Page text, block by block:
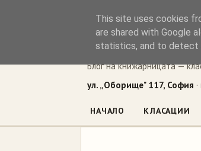
Блог на книжарницата —
ул. „Оборище" 117, София
НАЧАЛО КЛАСАЦИИ
This site uses cookies
are shared with Google
statistics, and to detect